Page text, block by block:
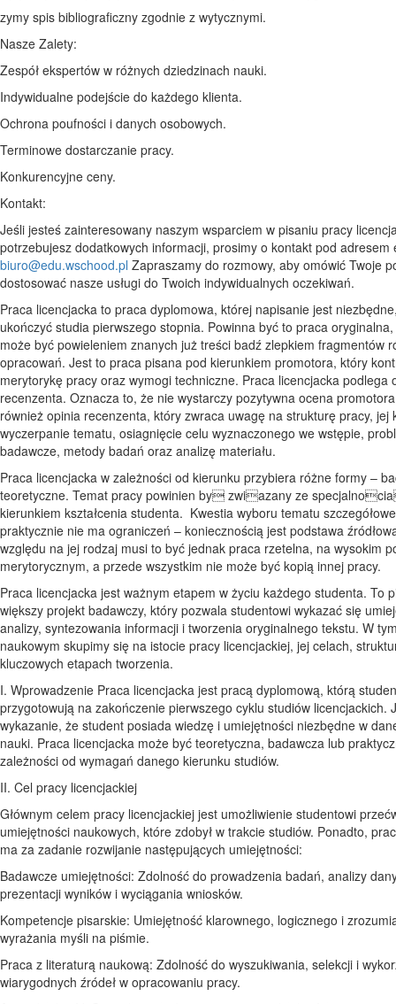
zymy spis bibliograficzny zgodnie z wytycznymi.
Nasze Zalety:
Zespół ekspertów w różnych dziedzinach nauki.
Indywidualne podejście do każdego klienta.
Ochrona poufności i danych osobowych.
Terminowe dostarczanie pracy.
Konkurencyjne ceny.
Kontakt:
Jeśli jesteś zainteresowany naszym wsparciem w pisaniu pracy
potrzebujesz dodatkowych informacji, prosimy o kontakt pod adresem
biuro@edu.wschood.pl Zapraszamy do rozmowy, aby omówić Twoje
dostosować nasze usługi do Twoich indywidualnych oczekiwań.
Praca licencjacka to praca dyplomowa, której napisanie jest
ukończyć studia pierwszego stopnia. Powinna być to praca
może być powieleniem znanych już treści badź zlepkiem fragmentów
opracowań. Jest to praca pisana pod kierunkiem promotora, który
merytorykę pracy oraz wymogi techniczne. Praca licencjacka podlega
recenzenta. Oznacza to, że nie wystarczy pozytywna ocena
również opinia recenzenta, który zwraca uwagę na strukturę pracy, jej
wyczerpanie tematu, osiagnięcie celu wyznaczonego we wstępie,
badawcze, metody badań oraz analizę materiału.
Praca licencjacka w zależności od kierunku przybiera różne formy –
teoretyczne. Temat pracy powinien by zwiazany ze
kierunkiem kształcenia studenta. Kwestia wyboru tematu
praktycznie nie ma ograniczeń – koniecznością jest podstawa
względu na jej rodzaj musi to być jednak praca rzetelna, na wysokim
merytorycznym, a przede wszystkim nie może być kopią innej pracy.
Praca licencjacka jest ważnym etapem w życiu każdego studenta. To
większy projekt badawczy, który pozwala studentowi wykazać się
analizy, syntezowania informacji i tworzenia oryginalnego tekstu. W
naukowym skupimy się na istocie pracy licencjackiej, jej celach,
kluczowych etapach tworzenia.
I. Wprowadzenie Praca licencjacka jest pracą dyplomową, którą
przygotowują na zakończenie pierwszego cyklu studiów licencjackich.
wykazanie, że student posiada wiedzę i umiejętności niezbędne w
nauki. Praca licencjacka może być teoretyczna, badawcza lub
zależności od wymagań danego kierunku studiów.
II. Cel pracy licencjackiej
Głównym celem pracy licencjackiej jest umożliwienie studentowi
umiejętności naukowych, które zdobył w trakcie studiów. Ponadto,
ma za zadanie rozwijanie następujących umiejętności:
Badawcze umiejętności: Zdolność do prowadzenia badań, analizy
prezentacji wyników i wyciągania wniosków.
Kompetencje pisarskie: Umiejętność klarownego, logicznego i
wyrażania myśli na piśmie.
Praca z literaturą naukową: Zdolność do wyszukiwania, selekcji i
wiarygodnych źródeł w opracowaniu pracy.